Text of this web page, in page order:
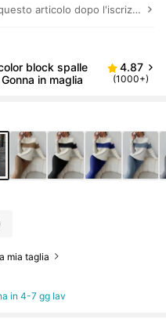
articolo dopo l'iscrizione.
block spalle
in maglia
4.87
(1000+)
mia taglia
in 4-7 gg lav